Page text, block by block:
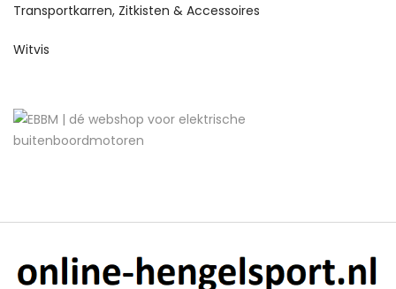
Transportkarren, Zitkisten & Accessoires
Witvis